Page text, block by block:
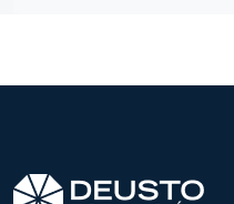
otros directamente
correspondiente.